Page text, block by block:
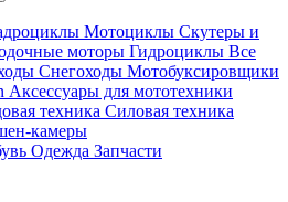
Мотоциклы Скутеры и
моторы Гидроциклы Все
Снегоходы Мотобуксировщики
Аксессуары для мототехники
техника Силовая техника
камеры
Одежда Запчасти